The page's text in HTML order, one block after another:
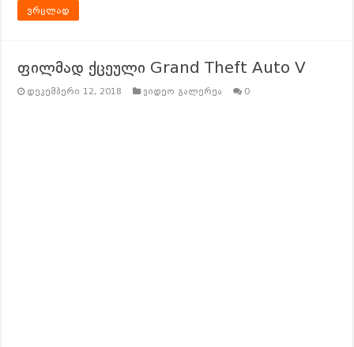
ვრცლად
ფილმად ქცეული Grand Theft Auto V
დეკემბერი 12, 2018 ვიდეო გალერეა 0